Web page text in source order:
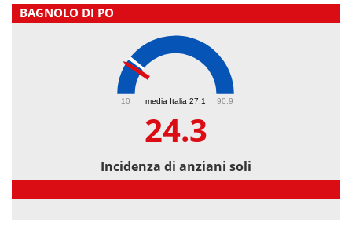
BAGNOLO DI PO
media Italia 27.1
10 90.9
24.3
Incidenza di anziani soli